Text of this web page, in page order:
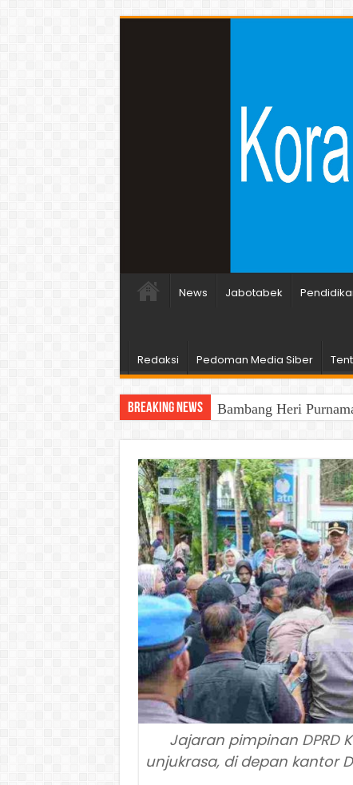
News Jabotabek
Redaksi Pedoman Media Siber
Breaking News Bambang Heri
Jajaran pimpinan DPRD
unjukrasa, di depan kantor